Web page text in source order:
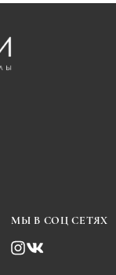
МЫ В СОЦ СЕТЯХ